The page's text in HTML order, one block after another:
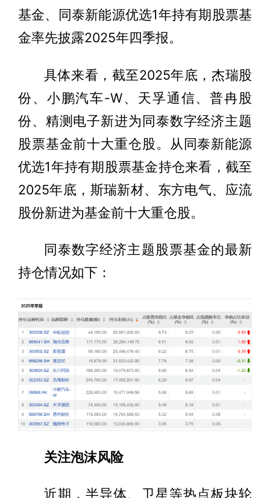
基金、同泰新能源优选1年持有期股票基
金率先披露2025年四季报。
具体来看，截至2025年底，杰瑞股
份、小鹏汽车-W、天孚通信、普冉股
份、精测电子新进为同泰数字经济主题
股票基金前十大重仓股。从同泰新能源
优选1年持有期股票基金持仓来看，截至
2025年底，斯瑞新材、东方电气、应流
股份新进为基金前十大重仓股。
同泰数字经济主题股票基金的最新
持仓情况如下：
关注泡沫风险
近期，半导体、卫星等热点板块轮